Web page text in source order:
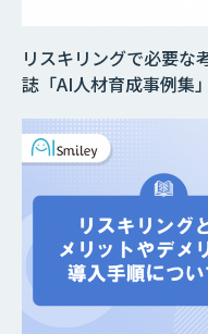
リスキリングで必要な
誌「AI人材育成事例集